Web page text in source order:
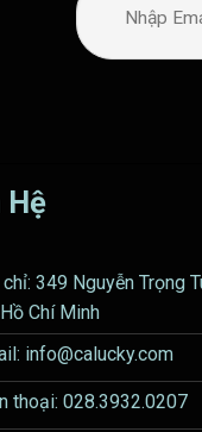
Hệ
349 Nguyễn Trọng
Chí Minh
info@calucky.com
thoại: 028.3932.0207